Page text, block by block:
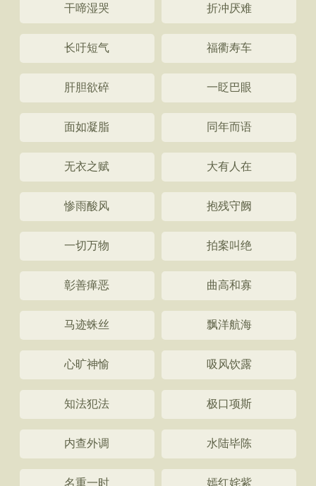
干啼湿哭 折冲厌难
长吁短气 福衢寿车
肝胆欲碎 一眨巴眼
面如凝脂 同年而语
无衣之赋 大有人在
惨雨酸风 抱残守阙
一切万物 拍案叫绝
彰善瘅恶 曲高和寡
马迹蛛丝 飘洋航海
心旷神愉 吸风饮露
知法犯法 极口项斯
内查外调 水陆毕陈
名重一时 嫣红姹紫